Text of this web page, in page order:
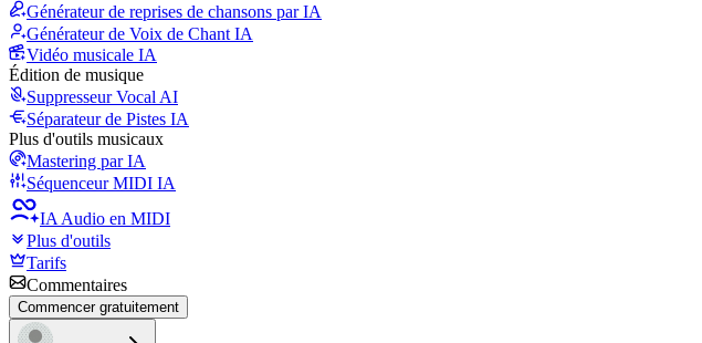
Générateur de reprises de chansons par IA
Générateur de Voix de Chant IA
Vidéo musicale IA
Édition de musique
Suppresseur Vocal AI
Séparateur de Pistes IA
Plus d'outils musicaux
Mastering par IA
Séquenceur MIDI IA
IA Audio en MIDI
Plus d'outils
Tarifs
Commentaires
Commencer gratuitement